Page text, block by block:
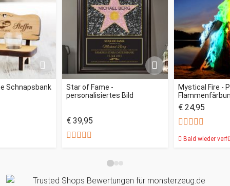
Schnapsbank
Star of Fame -
personalisiertes Bild
€ 39,95
Mystical Fire -
€ 24,95
Bald wieder